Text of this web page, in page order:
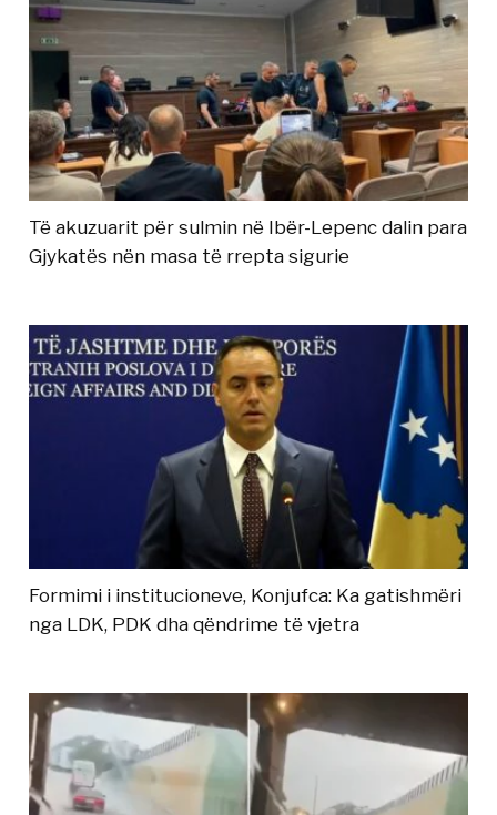
Të akuzuarit për sulmin në Ibër-Lepenc dalin para
Gjykatës nën masa të rrepta sigurie
Formimi i institucioneve, Konjufca: Ka gatishmëri
nga LDK, PDK dha qëndrime të vjetra